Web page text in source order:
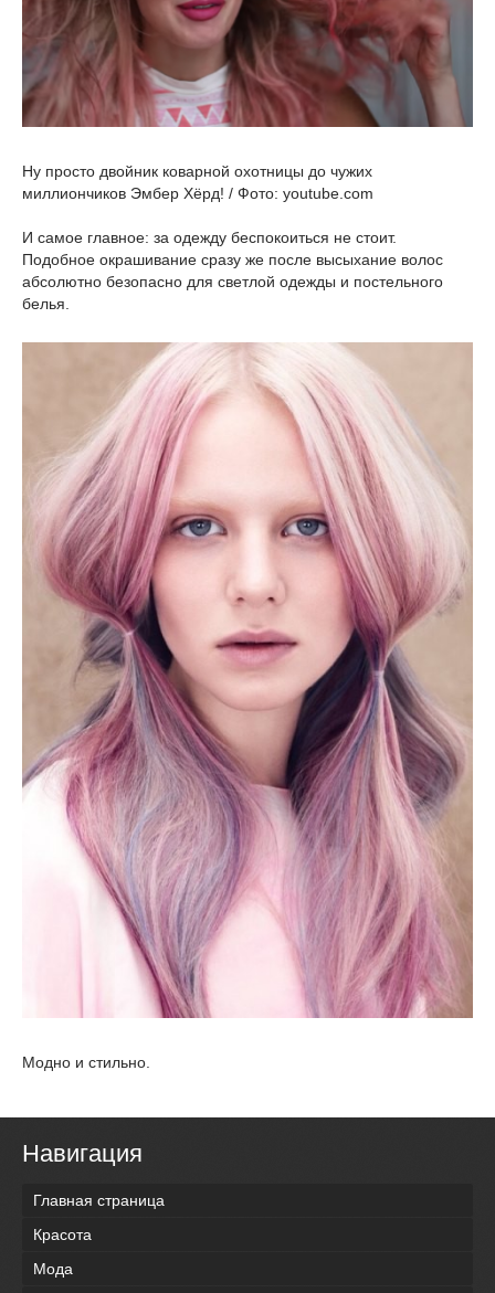
Ну просто двойник коварной охотницы до чужих
миллиончиков Эмбер Хёрд! / Фото: youtube.com
И самое главное: за одежду беспокоиться не стоит.
Подобное окрашивание сразу же после высыхание волос
абсолютно безопасно для светлой одежды и постельного
белья.
Модно и стильно.
Навигация
Главная страница
Красота
Мода